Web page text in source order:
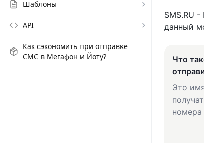
Шаблоны
API
Как сэкономить при отправке
СМС в Мегафон и Йоту?
SMS.RU
данный
Что
Это
номера